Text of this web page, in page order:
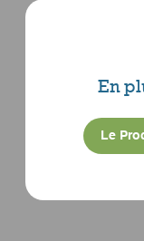
En
Le